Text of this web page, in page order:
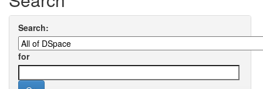
Search:
for